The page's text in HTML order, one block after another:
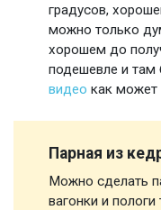
градусов,
можно только
хорошем до
подешевле и там
видео как может
Парная из
Можно сделать
вагонки и